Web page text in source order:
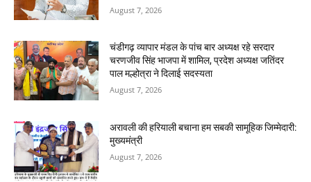
August 7, 2026
चंडीगढ़ व्यापार मंडल के पांच बार अध्यक्ष रहे सरदार
चरणजीव सिंह भाजपा में शामिल, प्रदेश अध्यक्ष जतिंदर
पाल मल्होत्रा ने दिलाई सदस्यता
August 7, 2026
अरावली की हरियाली बचाना हम सबकी सामूहिक जिम्मेदारी:
मुख्यमंत्री
August 7, 2026